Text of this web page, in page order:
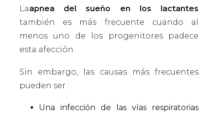
Laapnea del sueño en los lactantes
también es más frecuente cuando al
menos uno de los progenitores padece
esta afección.
Sin embargo, las causas más frecuentes
pueden ser :
Una infección de las vías respiratorias